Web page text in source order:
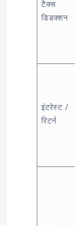
टैक्स
डिडक्शन
इंटरेस्ट /
रिटर्न